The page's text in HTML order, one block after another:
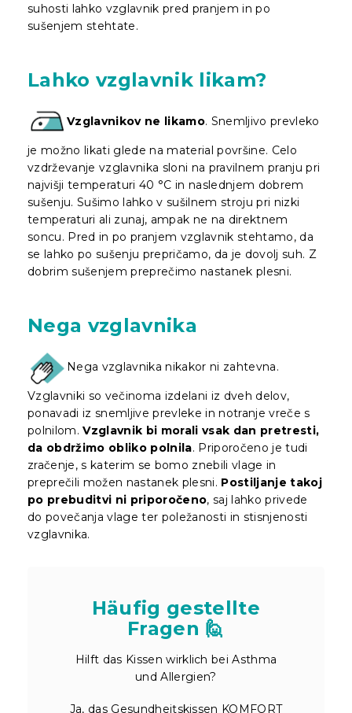
suhosti lahko vzglavnik pred pranjem in po
sušenjem stehtate.
Lahko vzglavnik likam?
Vzglavnikov ne likamo. Snemljivo prevleko
je možno likati glede na material površine. Celo
vzdrževanje vzglavnika sloni na pravilnem pranju pri
najvišji temperaturi 40 °C in naslednjem dobrem
sušenju. Sušimo lahko v sušilnem stroju pri nizki
temperaturi ali zunaj, ampak ne na direktnem
soncu. Pred in po pranjem vzglavnik stehtamo, da
se lahko po sušenju prepričamo, da je dovolj suh. Z
dobrim sušenjem preprečimo nastanek plesni.
Nega vzglavnika
Nega vzglavnika nikakor ni zahtevna.
Vzglavniki so večinoma izdelani iz dveh delov,
ponavadi iz snemljive prevleke in notranje vreče s
polnilom.Vzglavnik bi morali vsak dan pretresti,
da obdržimo obliko polnila. Priporočeno je tudi
zračenje, s katerim se bomo znebili vlage in
preprečili možen nastanek plesni. Postiljanje takoj
po prebuditvi ni priporočeno, saj lahko privede
do povečanja vlage ter poležanosti in stisnjenosti
vzglavnika.
Häufig gestellte
Fragen 🙋
Hilft das Kissen wirklich bei Asthma
und Allergien?
Ja, das Gesundheitskissen KOMFORT